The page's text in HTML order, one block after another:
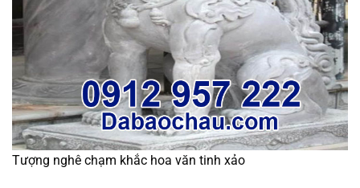
Tượng nghê chạm khắc hoa văn tinh xảo